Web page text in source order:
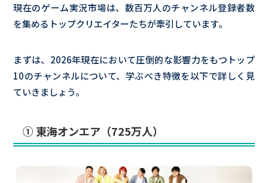
現在のゲーム実況市場は、数百万人のチャンネル登録者数
を集めるトップクリエイターたちが牽引しています。
まずは、2026年現在において圧倒的な影響力をもつトップ
10のチャンネルについて、学ぶべき特徴を以下で詳しく見
ていきましょう。
① 東海オンエア（725万人）